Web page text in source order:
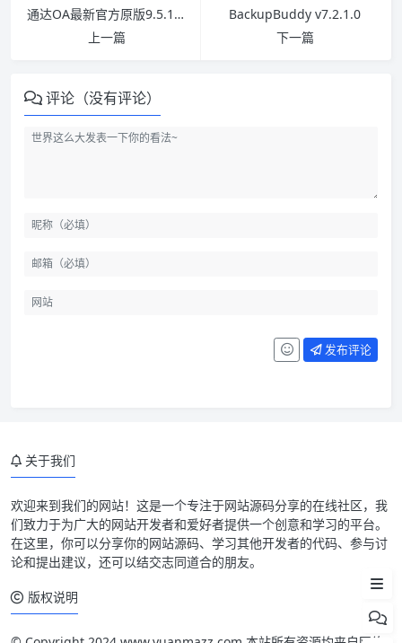
通达OA最新官方原版9.5.160913+破解补丁
上一篇
BackupBuddy v7.2.1.0
下一篇
评论（没有评论）
发布评论
源码简介
源码截图
关于我们
欢迎来到我们的网站！这是一个专注于网站源码分享的在线社区，我
们致力于为广大的网站开发者和爱好者提供一个创意和学习的平台。
在这里，你可以分享你的网站源码、学习其他开发者的代码、参与讨
论和提出建议，还可以结交志同道合的朋友。
版权说明